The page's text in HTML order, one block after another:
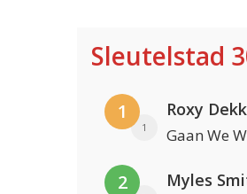
Sleutelstad
1
1
Roxy
Gaan We
2 Myles